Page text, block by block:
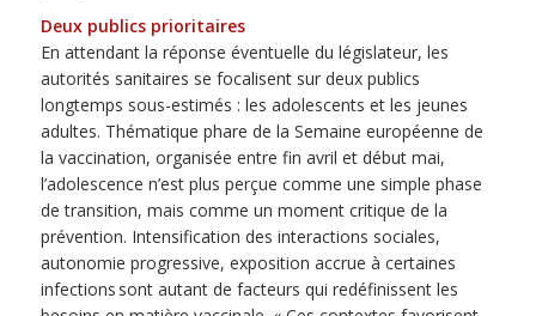
Deux publics prioritaires
En attendant la réponse éventuelle du législateur, les
autorités sanitaires se focalisent sur deux publics
longtemps sous-estimés : les adolescents et les jeunes
adultes. Thématique phare de la Semaine européenne de
la vaccination, organisée entre fin avril et début mai,
l’adolescence n’est plus perçue comme une simple phase
de transition, mais comme un moment critique de la
prévention. Intensification des interactions sociales,
autonomie progressive, exposition accrue à certaines
infections sont autant de facteurs qui redéfinissent les